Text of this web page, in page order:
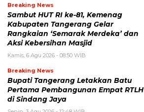
Breaking News
Sambut HUT RI ke-81, Kemenag
Kabupaten Tangerang Gelar
Rangkaian ‘Semarak Merdeka’ dan
Aksi Kebersihan Masjid
Kamis, 6 Agu 2026 - 08:50 WIB
Breaking News
Bupati Tangerang Letakkan Batu
Pertama Pembangunan Empat RTLH
di Sindang Jaya